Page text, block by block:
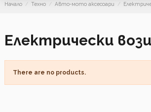
Начало Техно Авто-мото аксесоари
Електрически
There are no products.